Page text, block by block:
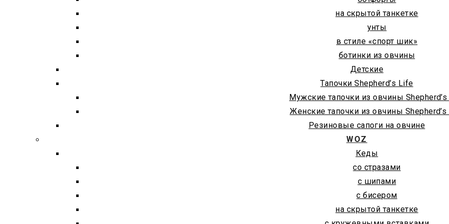
на скрытой танкетке
унты
в стиле «спорт шик»
ботинки из овчины
Детские
Тапочки Shepherd’s Life
Мужские тапочки из овчины
Женские тапочки из овчины
Резиновые сапоги на овчине
WOZ
Кеды
со стразами
с шипами
с бисером
на скрытой танкетке